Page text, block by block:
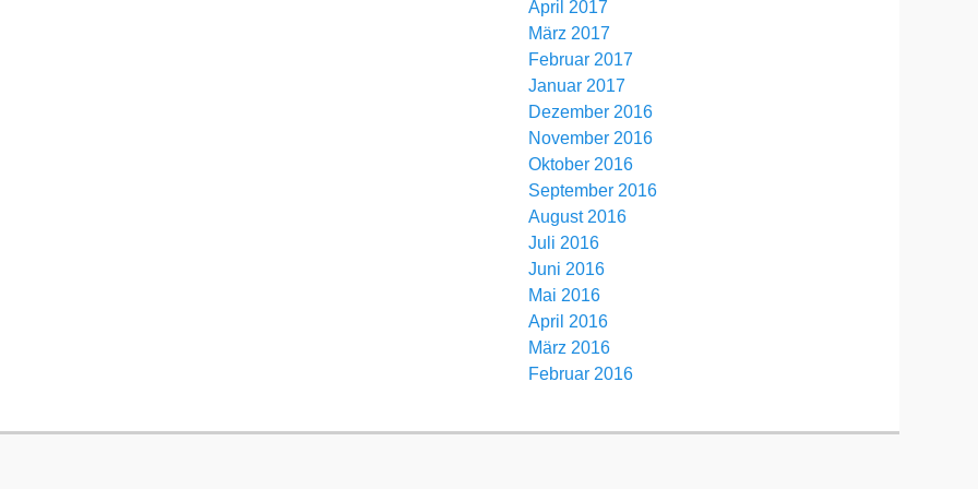
April 2017
März 2017
Februar 2017
Januar 2017
Dezember 2016
November 2016
Oktober 2016
September 2016
August 2016
Juli 2016
Juni 2016
Mai 2016
April 2016
März 2016
Februar 2016